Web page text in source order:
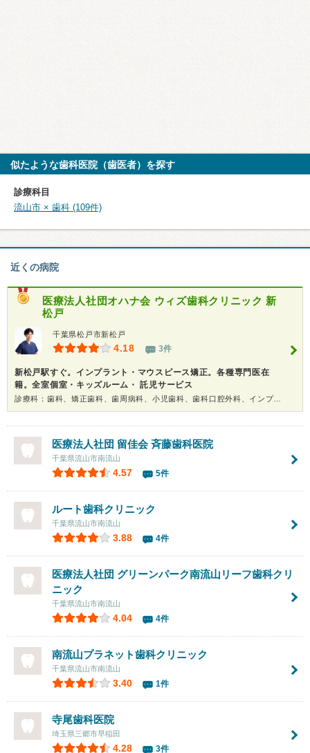
似たような歯科医院（歯医者）を探す
診療科目
流山市 × 歯科 (109件)
近くの病院
医療法人社団オハナ会 ウィズ歯科クリニック 新
松戸
千葉県松戸市新松戸
4.18 3件
新松戸駅すぐ。インプラント・マウスピース矯正。各種専門医在
籍。全室個室・キッズルーム・ 託児サービス
診療科：歯科、矯正歯科、歯周病科、小児歯科、歯科口腔外科、インプラント、ホワイトニング
医療法人社団 留佳会斉藤歯科医院
千葉県流山市南流山
4.57 5件
ルート歯科クリニック
千葉県流山市南流山
3.88 4件
医療法人社団 グリーンパーク南流山リーフ歯科クリ
ニック
千葉県流山市南流山
4.04 4件
南流山プラネット歯科クリニック
千葉県流山市南流山
3.40 1件
寺尾歯科医院
埼玉県三郷市早稲田
4.28 3件